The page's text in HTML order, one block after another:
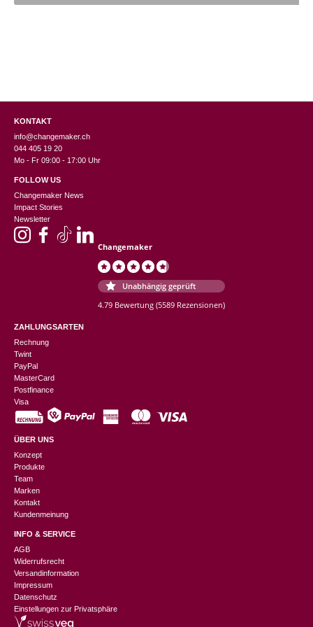
CHF 3.95.
KONTAKT
info@changemaker.ch
044 405 19 20
Mo - Fr 09:00 - 17:00 Uhr
FOLLOW US
Changemaker News
Impact Stories
Newsletter
Changemaker
Unabhängig geprüft
4.79 Bewertung (5589 Rezensionen)
ZAHLUNGSARTEN
Rechnung
Twint
PayPal
MasterCard
Postfinance
Visa
ÜBER UNS
Konzept
Produkte
Team
Marken
Kontakt
Kundenmeinung
INFO & SERVICE
AGB
Widerrufsrecht
Versandinformation
Impressum
Datenschutz
Einstellungen zur Privatsphäre